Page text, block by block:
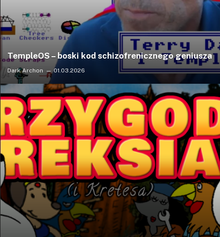
TempleOS – boski kod schizofrenicznego geniusza
Dark Archon 01.03.2026